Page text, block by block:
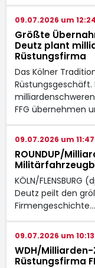
09.07.2026 um
Größte
Deutz plant
Rüstungsfirma
Das Kölner
FFG übernehmen
09.07.2026 um
ROUNDUP/
KÖLN/
Deutz peilt den
Firmengeschichte…
09.07.2026 um
WDH/
Rüstungsfirma